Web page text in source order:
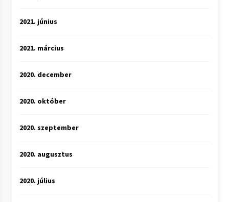
2021. június
2021. március
2020. december
2020. október
2020. szeptember
2020. augusztus
2020. július